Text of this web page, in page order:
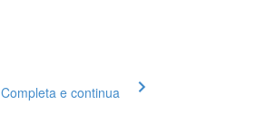
Completa e continua